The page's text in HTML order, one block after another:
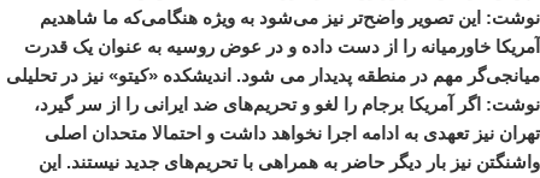
نوشت: این تصویر واضح‌تر نیز می‌شود به ویژه هنگامی‌که ما شاهدیم
آمریکا خاورمیانه را از دست داده و در عوض روسیه به عنوان یک قدرت
میانجی‌گر مهم در منطقه پدیدار می شود. اندیشکده «کیتو» نیز در تحلیلی
نوشت: اگر آمریکا برجام را لغو و تحریم‌های ضد ایرانی را از سر گیرد،
تهران نیز تعهدی به ادامه اجرا نخواهد داشت و احتمالا متحدان اصلی
واشنگتن نیز بار دیگر حاضر به همراهی با تحریم‌های جدید نیستند. این